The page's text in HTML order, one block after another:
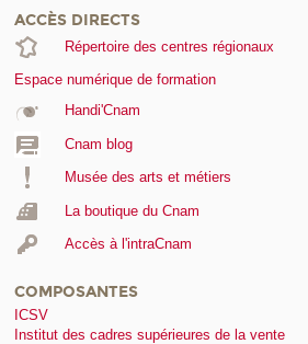
ACCÈS DIRECTS
Répertoire des centres régionaux
Espace numérique de formation
Handi'Cnam
Cnam blog
Musée des arts et métiers
La boutique du Cnam
Accès à l'intraCnam
COMPOSANTES
ICSV
Institut des cadres supérieures de la vente